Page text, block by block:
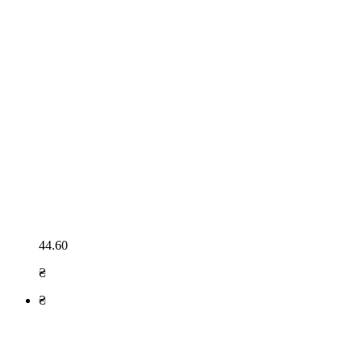
44.60
₴
₴